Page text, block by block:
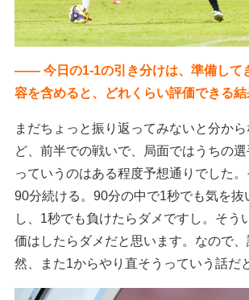
―― 今日の1-1の引き分けは、準備して
容を含めると、どれくらい評価できる結
まだちょっと振り返ってみないと分か
ど、前半での戦いで、局面ではうちの
っていうのはある程度予想通りでした
90分続ける。90分の中で1秒でも気を抜
し、1秒でも負けたらダメですし。そう
価はしたらダメだと思います。なので
然、また1からやり直そうっていう話だ